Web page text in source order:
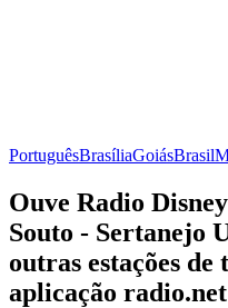
PortuguêsBrasíliaGoiásBrasil
Ouve Radio
Souto - Sertanejo
outras estações de
aplicação radio.net